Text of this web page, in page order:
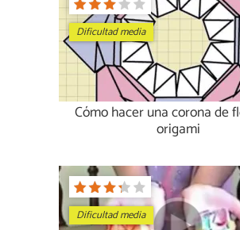
Dificultad media
Cómo hacer una corona de
origami
Dificultad media